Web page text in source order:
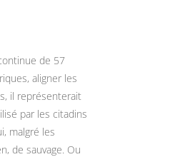
de 57
aligner les
il représenterait
par les citadins
malgré les
de sauvage. Ou